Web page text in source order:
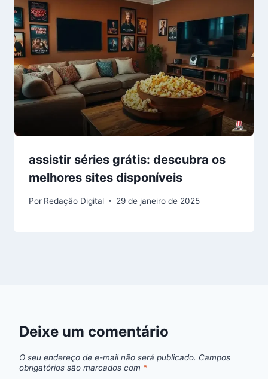
assistir séries grátis: descubra os
melhores sites disponíveis
Por Redação Digital 29 de janeiro de 2025
Deixe um comentário
O seu endereço de e-mail não será publicado. Campos
obrigatórios são marcados com *